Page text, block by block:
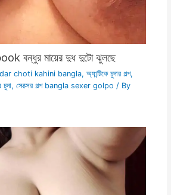
বন্ধুর মায়ের দুধ দুটো ঝুলছে
choti kahini bangla, অ্যান্টিকে চুদার গল্প,
চুদা, সেক্সের গল্প bangla sexer golpo / By